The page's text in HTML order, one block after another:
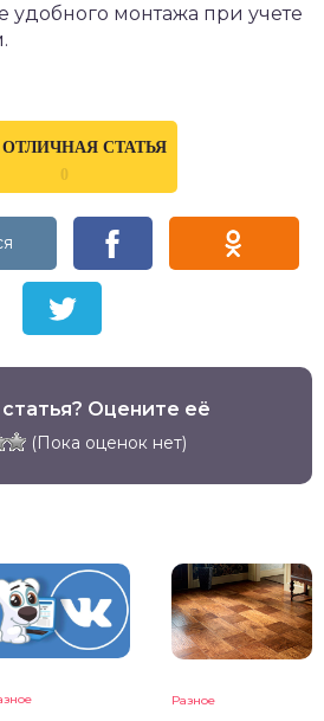
удобного монтажа при учете
ОТЛИЧНАЯ СТАТЬЯ
0
Оцените её
(Пока оценок нет)
Разное